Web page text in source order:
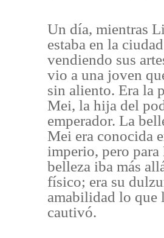
Un día, mientras
estaba en la ciudad
vendiendo sus
vio a una joven
sin aliento. Era la
Mei, la hija del
emperador. La
Mei era conocida
imperio, pero para
belleza iba más
físico; era su
amabilidad lo que
cautivó.